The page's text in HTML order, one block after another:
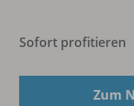
Sofort profitieren
Zum